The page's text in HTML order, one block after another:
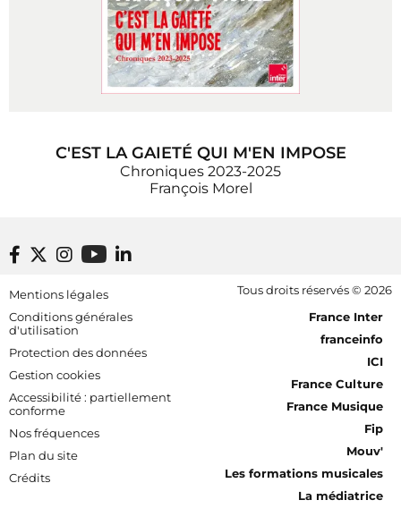
C'EST LA GAIETÉ QUI M'EN IMPOSE
Chroniques 2023-2025
François Morel
Footer bottom
Mentions légales
Conditions générales
d'utilisation
Protection des données
Gestion cookies
Accessibilité : partiellement
conforme
Nos fréquences
Plan du site
Crédits
Tous droits réservés © 2026
[RDF] Pied de page - Mobile
France Inter
franceinfo
ICI
France Culture
France Musique
Fip
Mouv'
Les formations musicales
La médiatrice